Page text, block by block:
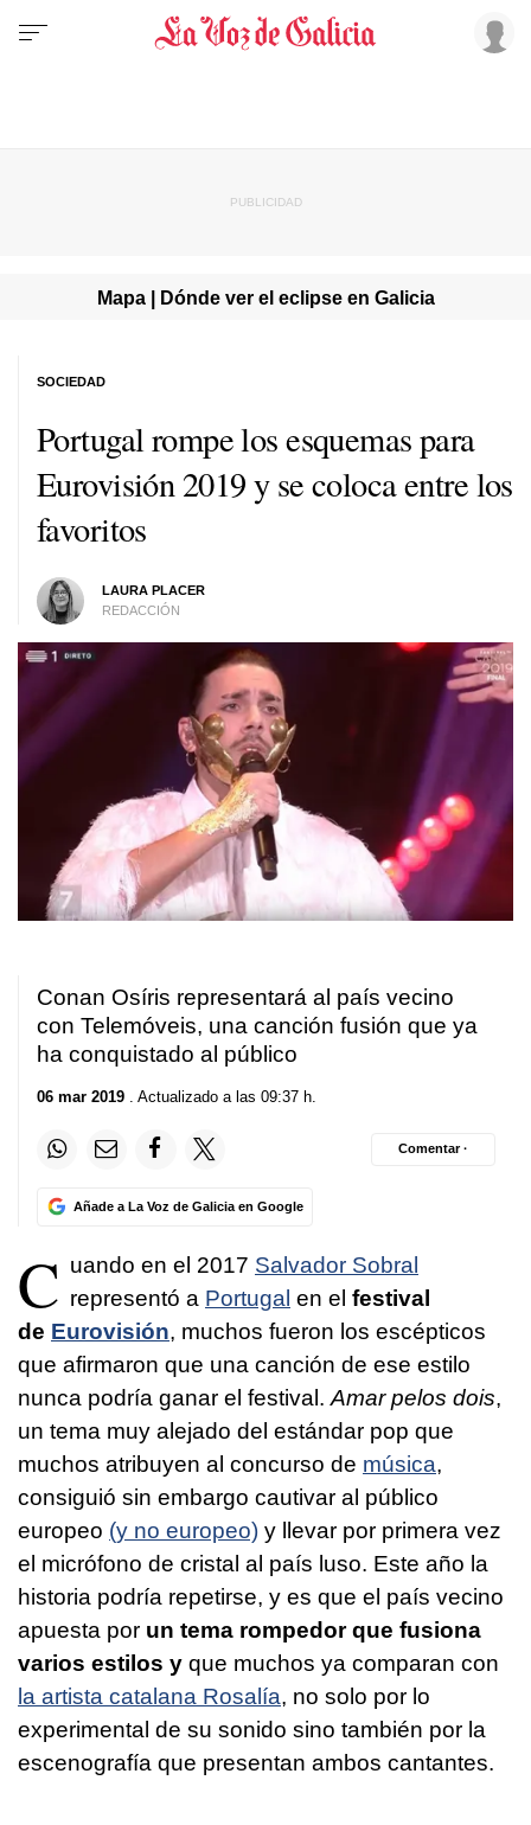
Mapa | Dónde ver el eclipse en Galicia
Portugal rompe los esquemas para
Eurovisión 2019 y se coloca entre los
favoritos
LAURA PLACER
REDACCIÓN
SOCIEDAD
Conan Osíris representará al país vecino
con Telemóveis, una canción fusión que ya
ha conquistado al público
06 mar 2019 . Actualizado a las 09:37 h.
Añade a La Voz de Galicia en Google
Comentar ·
C uando en el 2017 Salvador Sobral
representó a Portugal en el festival
de Eurovisión, muchos fueron los escépticos
que afirmaron que una canción de ese estilo
nunca podría ganar el festival. Amar pelos dois,
un tema muy alejado del estándar pop que
muchos atribuyen al concurso de música,
consiguió sin embargo cautivar al público
europeo (y no europeo) y llevar por primera vez
el micrófono de cristal al país luso. Este año la
historia podría repetirse, y es que el país vecino
apuesta por un tema rompedor que fusiona
varios estilos y que muchos ya comparan con
la artista catalana Rosalía, no solo por lo
experimental de su sonido sino también por la
escenografía que presentan ambos cantantes.